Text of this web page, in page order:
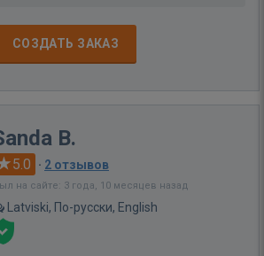
СОЗДАТЬ ЗАКАЗ
B.
5.0 · 2 отзывов
на сайте: 3 года, 10 месяцев назад
Latviski, По-русски, English